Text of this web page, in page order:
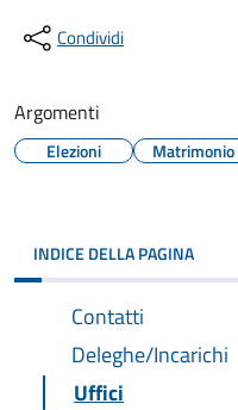
Condividi
Argomenti
Elezioni Matrimonio
INDICE DELLA PAGINA
Contatti
Deleghe/Incarichi
Uffici